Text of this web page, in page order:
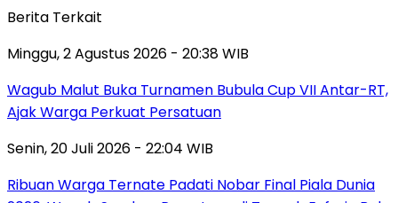
Berita Terkait
Minggu, 2 Agustus 2026 - 20:38 WIB
Wagub Malut Buka Turnamen Bubula Cup VII Antar-RT,
Ajak Warga Perkuat Persatuan
Senin, 20 Juli 2026 - 22:04 WIB
Ribuan Warga Ternate Padati Nobar Final Piala Dunia